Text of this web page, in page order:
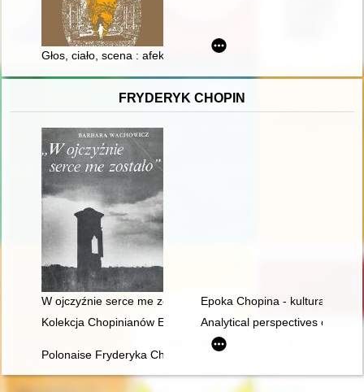
Głos, ciało, scena : afektywność teatru operowego we
FRYDERYK CHOPIN
W ojczyźnie serce me zostało". Szlakiem Mickiewicza,
Epoka Chopina - kultura
Kolekcja Chopinianów Edourda Ganche'a w Krakowie
Analytical perspectives on the
Polonaise Fryderyka Chopina. Zagadka inicjalnej figury